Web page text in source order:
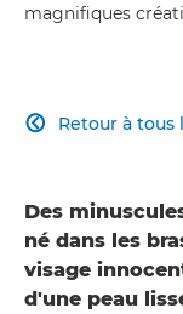
magnifiques
Retour à tous

Des
né dans les
visage
d'une peau